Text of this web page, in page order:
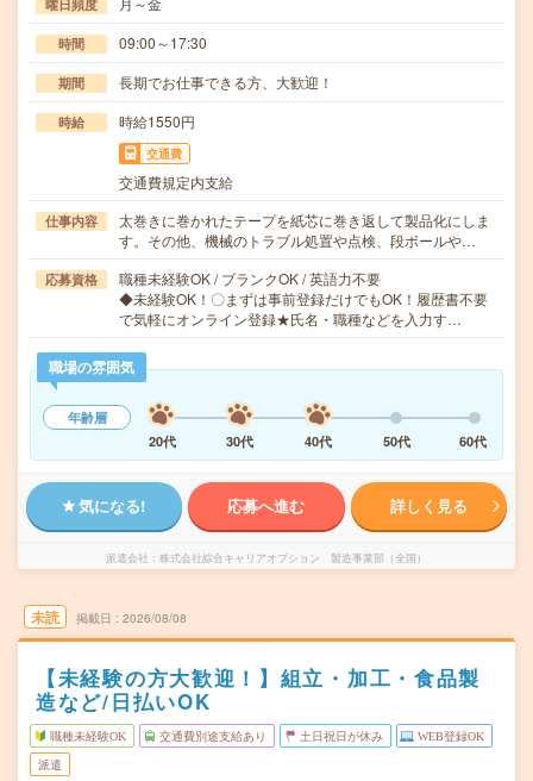
曜日頻度
時間 09:00～17:30
期間 長期でお仕事できる方、大歓迎！
時給 時給1550円
交通費
交通費規定内支給
仕事内容
太巻きに巻かれたテープを紙芯に巻き返して製品化にしま
す。その他、機械のトラブル処置や点検、段ボールや…
応募資格
職種未経験OK / ブランクOK / 英語力不要
◆未経験OK！〇まずは事前登録だけでもOK！履歴書不要
で気軽にオンライン登録★氏名・職種などを入力す…
職場の雰囲気
年齢層
20代
30代 40代 50代 60代
気になる! 応募へ進む 詳しく見る
派遣会社 株式会社綜合キャリアオプション 製造事業部（全国）
未読 掲載日 2026/08/08
【未経験の方大歓迎！】組立・加工・食品製
造など/日払いOK
職種未経験OK 交通費別途支給あり 土日祝日が休み WEB登録OK
派遣